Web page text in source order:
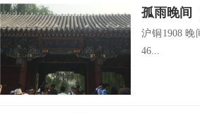
孤雨晚间
沪铜1908 晚
46...